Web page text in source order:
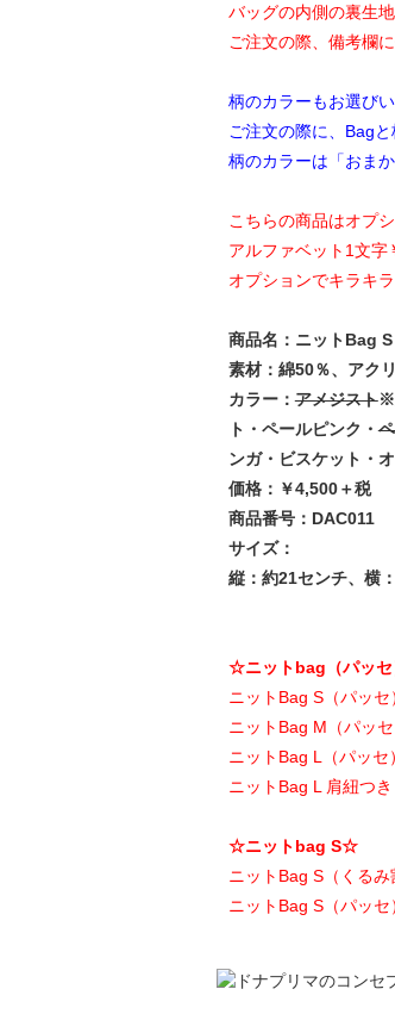
バッグの内側の裏生
ご注文の際、備考欄
柄のカラーもお選びい
ご注文の際に、Bag
柄のカラーは「おま
こちらの商品はオプ
アルファベット1文字
オプションでキラキ
商品名：ニットBag S
素材：綿50％、アク
カラー：アメジスト※
ト・ペールピンク・
ンガ・ビスケット・
価格：￥4,500＋税
商品番号：DAC011
サイズ：
縦：約21センチ、横
☆ニットbag（パッ
ニットBag S（パッセ
ニットBag M（パッセ
ニットBag L（パッセ）
ニットBag L 肩紐つき
☆ニットbag S☆
ニットBag S（くるみ
ニットBag S（パッセ